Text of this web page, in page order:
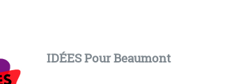
IDÉES Pour Beaumont